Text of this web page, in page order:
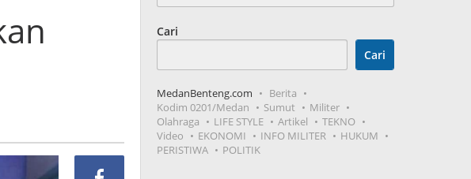
Cari
Cari
MedanBenteng.com
Berita
Kodim 0201/Medan
Sumut
Militer
Olahraga
LIFE STYLE Artikel
TEKNO
Video
EKONOMI INFO MILITER
HUKUM
PERISTIWA
POLITIK